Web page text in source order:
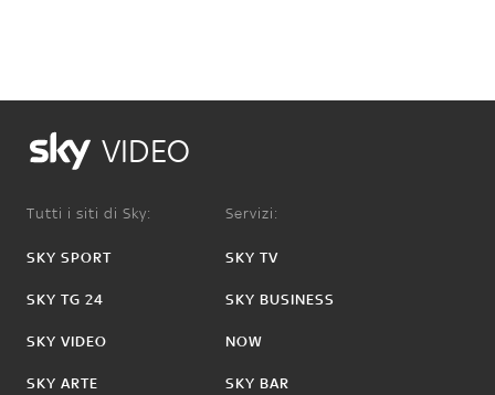
VIDEO
Tutti i siti di Sky:
SKY SPORT
SKY TG 24
SKY VIDEO
SKY ARTE
Servizi:
SKY TV
SKY BUSINESS
NOW
SKY BAR